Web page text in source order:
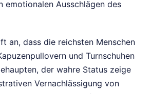
emotionalen Ausschlägen des
an, dass die reichsten Menschen
und Turnschuhen
der wahre Status zeige
Vernachlässigung von